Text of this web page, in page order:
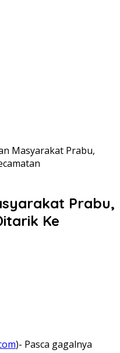
Masyarakat Prabu,
Prabu,
Ke
)- Pasca gagalnya